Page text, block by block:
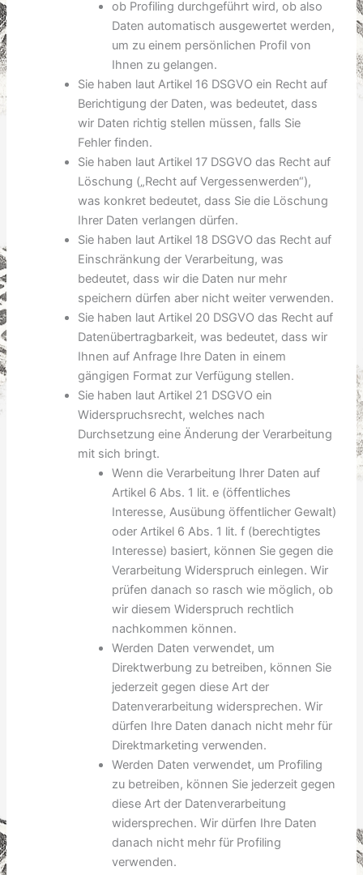
ob Profiling durchgeführt wird, ob also
Daten automatisch ausgewertet werden,
um zu einem persönlichen Profil von
Ihnen zu gelangen.
Sie haben laut Artikel 16 DSGVO ein Recht auf
Berichtigung der Daten, was bedeutet, dass
wir Daten richtig stellen müssen, falls Sie
Fehler finden.
Sie haben laut Artikel 17 DSGVO das Recht auf
Löschung („Recht auf Vergessenwerden“),
was konkret bedeutet, dass Sie die Löschung
Ihrer Daten verlangen dürfen.
Sie haben laut Artikel 18 DSGVO das Recht auf
Einschränkung der Verarbeitung, was
bedeutet, dass wir die Daten nur mehr
speichern dürfen aber nicht weiter verwenden.
Sie haben laut Artikel 20 DSGVO das Recht auf
Datenübertragbarkeit, was bedeutet, dass wir
Ihnen auf Anfrage Ihre Daten in einem
gängigen Format zur Verfügung stellen.
Sie haben laut Artikel 21 DSGVO ein
Widerspruchsrecht, welches nach
Durchsetzung eine Änderung der Verarbeitung
mit sich bringt.
Wenn die Verarbeitung Ihrer Daten auf
Artikel 6 Abs. 1 lit. e (öffentliches
Interesse, Ausübung öffentlicher Gewalt)
oder Artikel 6 Abs. 1 lit. f (berechtigtes
Interesse) basiert, können Sie gegen die
Verarbeitung Widerspruch einlegen. Wir
prüfen danach so rasch wie möglich, ob
wir diesem Widerspruch rechtlich
nachkommen können.
Werden Daten verwendet, um
Direktwerbung zu betreiben, können Sie
jederzeit gegen diese Art der
Datenverarbeitung widersprechen. Wir
dürfen Ihre Daten danach nicht mehr für
Direktmarketing verwenden.
Werden Daten verwendet, um Profiling
zu betreiben, können Sie jederzeit gegen
diese Art der Datenverarbeitung
widersprechen. Wir dürfen Ihre Daten
danach nicht mehr für Profiling
verwenden.